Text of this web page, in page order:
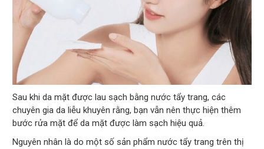
Sau khi da mặt được lau sạch bằng nước tẩy trang, các
chuyên gia da liễu khuyên rằng, bạn vẫn nên thực hiện thêm
bước rửa mặt để da mặt được làm sạch hiệu quả.
Nguyên nhân là do một số sản phẩm nước tẩy trang trên thị